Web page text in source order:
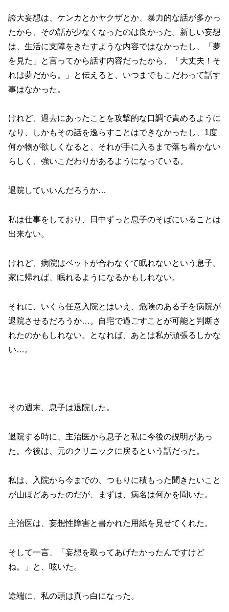
誇大妄想は、ケンカとかヤクザとか、暴力的な話が多かっ
たから、その話が少なくなったのは良かった。新しい妄想
は、生活に支障をきたすような内容ではなかったし、「夢
を見た」と言ってから話す内容だったから、「大丈夫！そ
れは夢だから。」と伝えると、いつまでもこだわって話す
事はなかった。
けれど、過去にあったことを攻撃的な口調で責めるように
なり、しかもその話を逸らすことはできなかったし、1度
何か物が欲しくなると、それが手に入るまで落ち着かない
らしく、強いこだわりがあるようになっている。
退院していいんだろうか…
私は仕事をしており、日中ずっと息子のそばにいることは
出来ない。
けれど、病院はベットが合わなくて眠れないという息子。
家に帰れば、眠れるようになるかもしれない。
それに、いくら任意入院とはいえ、危険のある子を病院が
退院させるだろうか…。自宅で過ごすことが可能と判断さ
れたのかもしれない。となれば、あとは私が頑張るしかな
い…。
その週末、息子は退院した。
退院する時に、主治医から息子と私に今後の説明があっ
た。今後は、元のクリニックに戻るという話だった。
私は、入院から今までの、つもりに積もった聞きたいこと
が山ほどあったのだが、まずは、病名は何かを聞いた。
主治医は、妄想性障害と書かれた用紙を見せてくれた。
そして一言、「妄想を取ってあげたかったんですけど
ね。」と、呟いた。
途端に、私の頭は真っ白になった。